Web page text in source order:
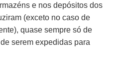
e nos depósitos dos
(exceto no caso de
quase sempre só de
serem expedidas para